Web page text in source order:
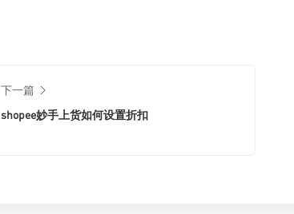
下一篇
shopee妙手上货如何设置折扣